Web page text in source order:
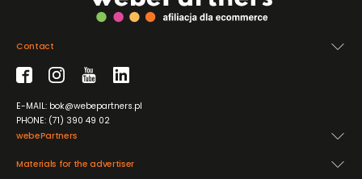
webePartners
Materials for the advertiser
Contact
E-MAIL: bok@webepartners.pl
PHONE: (71) 390 49 02